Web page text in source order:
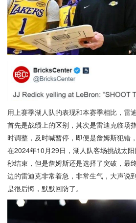
用上赛季湖人队的表现和本赛季相比，雷
首先是战绩上的区别，其次是雷迪克临场
时调整，及时喊暂停，即便是詹姆斯犯错
在2024年10月29日，湖人队客场挑战太
秒结束，但是詹姆斯还是选择了突破，最
边的雷迪克非常着急，非常生气，大声说
是很后悔，默默回防了。